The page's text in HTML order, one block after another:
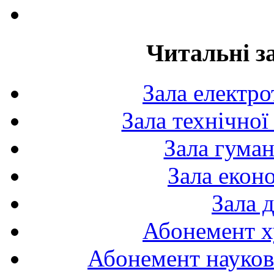
Читальні
Зала
Зала
Зала
Зала
Зала
Абонемент
Абонемент